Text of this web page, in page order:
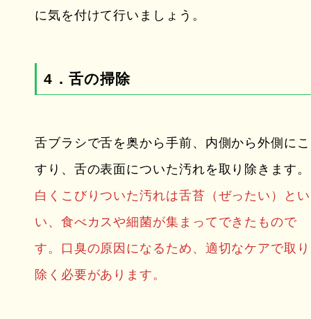
に気を付けて行いましょう。
4．舌の掃除
舌ブラシで舌を奥から手前、内側から外側にこ
すり、舌の表面についた汚れを取り除きます。
白くこびりついた汚れは舌苔（ぜったい）とい
い、食べカスや細菌が集まってできたもので
す。口臭の原因になるため、適切なケアで取り
除く必要があります。